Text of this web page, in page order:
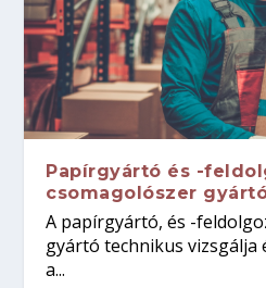
Papírgyártó és -
csomagolószer
A papírgyártó, és -
gyártó technikus vizsgálja
a...